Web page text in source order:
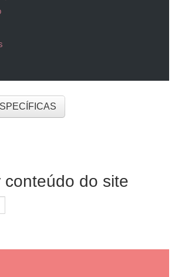
conteúdo do site